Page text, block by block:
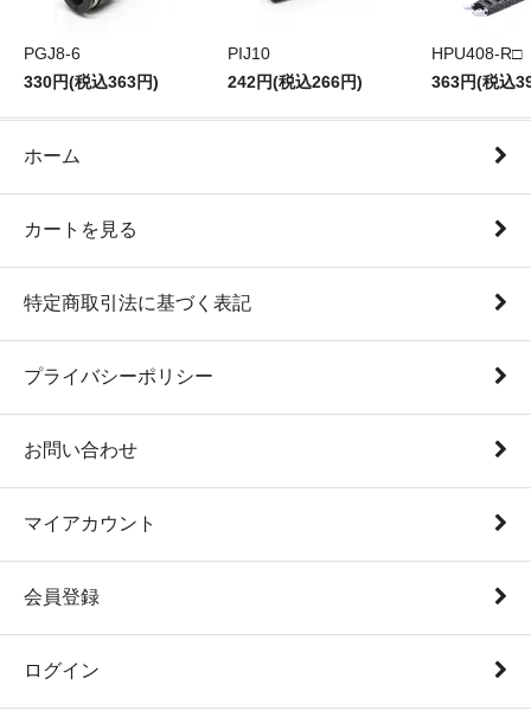
PGJ8-6
330円(税込363円)
PIJ10
242円(税込266円)
HPU408-R□
363円(税込
ホーム
カートを見る
特定商取引法に基づく表記
プライバシーポリシー
お問い合わせ
マイアカウント
会員登録
ログイン